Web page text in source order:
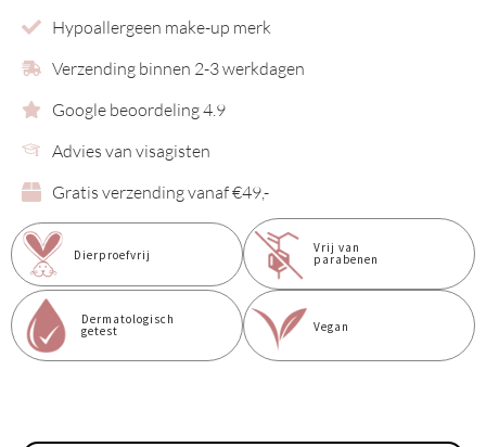
Hypoallergeen make-up merk
Verzending binnen 2-3 werkdagen
Google beoordeling 4.9
Advies van visagisten
Gratis verzending vanaf €49,-
Dierproefvrij Vrij van
parabenen
Dermatologisch
getest Vegan